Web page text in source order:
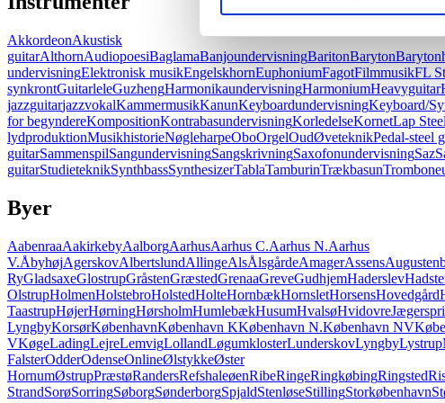
AkkordeonAkustisk
guitarAlthornAudiopoesiBaglamaBanjoundervisningBaritonBaryton
undervisningElektronisk musikEngelskhornEuphoniumFagotFilmmusikFL
synkrontGuitarleleGuzhengHarmonikaundervisningHarmoniumHeavyguitar
jazzguitarjazzvokalKammermusikKanunKeyboardundervisningKeyboard/
for begyndereKompositionKontrabasundervisningKorledelseKornetLap
lydproduktionMusikhistorieNøgleharpeOboOrgelOudØveteknikPedal-steel
guitarSammenspilSangundervisningSangskrivningSaxofonundervisningSaz
guitarStudieteknikSynthbassSynthesizerTablaTamburinTrækbasun
Byer
AabenraaAakirkebyAalborgAarhusAarhus C.Aarhus N.Aarhus
V.ÅbyhøjAgerskovAlbertslundAllingeAlsÅlsgårdeAmagerAssens
RyGladsaxeGlostrupGråstenGræstedGrenaaGreveGudhjemHaderslev
OlstrupHolmenHolstebroHolstedHolteHornbækHornsletHorsensHovedgård
TaastrupHøjerHørningHørsholmHumlebækHusumHvalsøHvidovre
LyngbyKorsørKøbenhavnKøbenhavn KKøbenhavn N.København NV
VKøgeLadingLejreLemvigLollandLøgumklosterLunderskovLyngbyLystrup
FalsterOdderOdenseOnlineØlstykkeØster
HornumØstrupPræstøRandersRefshaleøenRibeRingeRingkøbingRingsted
StrandSorøSorringSøborgSønderborgSpjaldStenløseStillingStorkøbenhavn